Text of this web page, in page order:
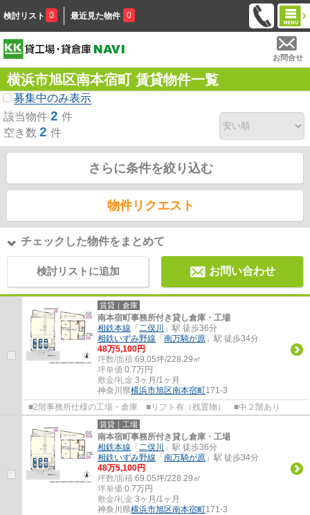
検討リスト 0 最近見た物件 0
お問合せ
横浜市旭区南本宿町 賃貸物件一覧
募集中のみ表示
該当物件 2 件
空き数 2 件
さらに条件を絞り込む
物件リクエスト
チェックした物件をまとめて
検討リストに追加 お問い合わせ
賃貸｜倉庫
南本宿町事務所付き貸し倉庫・工場
相鉄本線 「 二俣川
」駅 徒歩36分
相鉄いずみ野線 「 南万騎が原 」駅 徒歩34分
48万5,100円
坪数/面積:69.05坪/228.29㎡
坪単価:0.7万円
敷金/礼金:3ヶ月/1ヶ月
神奈川県横浜市旭区南本宿町171-3
■2階事務所仕様の工場・倉庫 ■リフト有（残置物） ■中２階あり
賃貸｜工場
南本宿町事務所付き貸し倉庫・工場
相鉄本線 「 二俣川
」駅 徒歩36分
相鉄いずみ野線 「 南万騎が原 」駅 徒歩34分
48万5,100円
坪数/面積:69.05坪/228.29㎡
坪単価:0.7万円
敷金/礼金:3ヶ月/1ヶ月
神奈川県横浜市旭区南本宿町171-3